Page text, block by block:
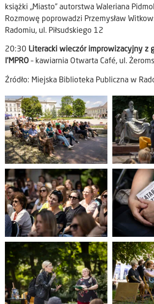
książki „Miasto” autorstwa Waleriana
Rozmowę poprowadzi Przemysław
Radomiu, ul. Piłsudskiego 12
20:30 Literacki wieczór improwizacyjny z
I’MPRO– kawiarnia Otwarta Café, ul.
Źródło: Miejska Biblioteka Publiczna w